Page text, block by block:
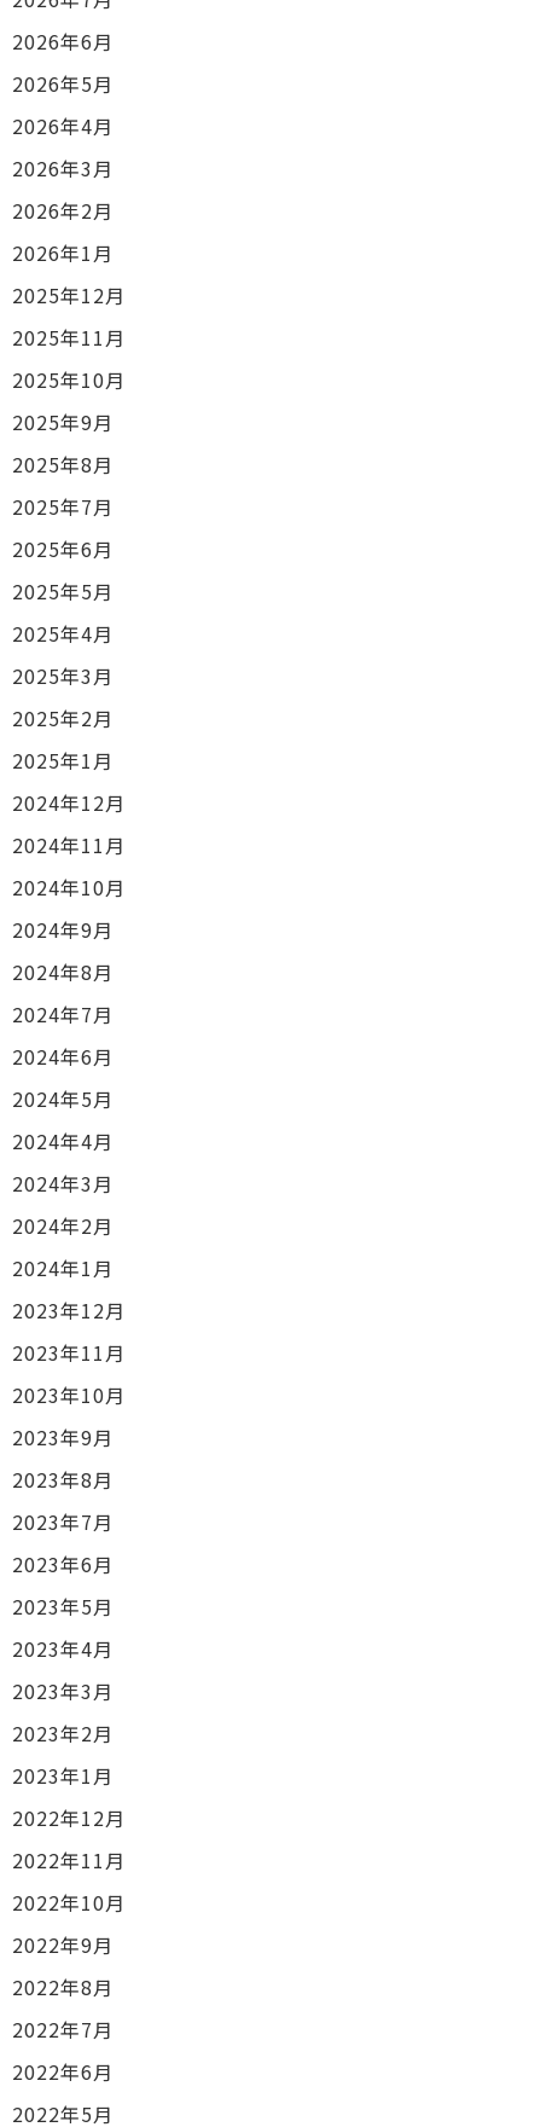
2026年6月
2026年5月
2026年4月
2026年3月
2026年2月
2026年1月
2025年12月
2025年11月
2025年10月
2025年9月
2025年8月
2025年7月
2025年6月
2025年5月
2025年4月
2025年3月
2025年2月
2025年1月
2024年12月
2024年11月
2024年10月
2024年9月
2024年8月
2024年7月
2024年6月
2024年5月
2024年4月
2024年3月
2024年2月
2024年1月
2023年12月
2023年11月
2023年10月
2023年9月
2023年8月
2023年7月
2023年6月
2023年5月
2023年4月
2023年3月
2023年2月
2023年1月
2022年12月
2022年11月
2022年10月
2022年9月
2022年8月
2022年7月
2022年6月
2022年5月